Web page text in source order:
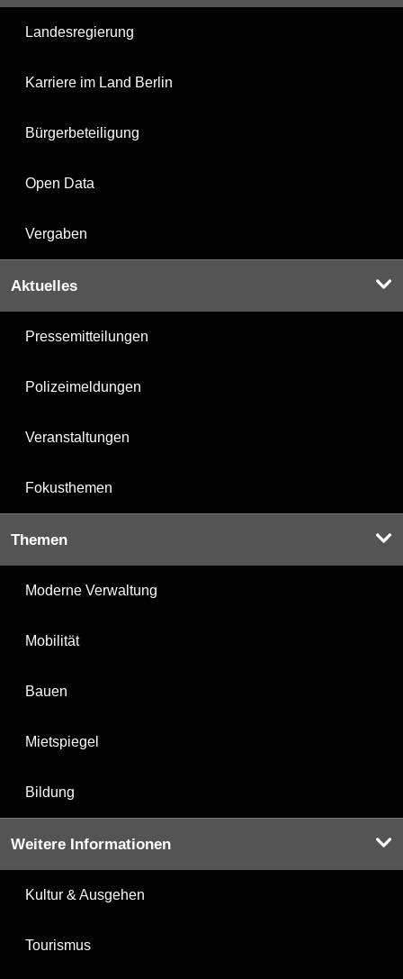
Landesregierung
Karriere im Land Berlin
Bürgerbeteiligung
Open Data
Vergaben
Aktuelles
Pressemitteilungen
Polizeimeldungen
Veranstaltungen
Fokusthemen
Themen
Moderne Verwaltung
Mobilität
Bauen
Mietspiegel
Bildung
Weitere Informationen
Kultur & Ausgehen
Tourismus